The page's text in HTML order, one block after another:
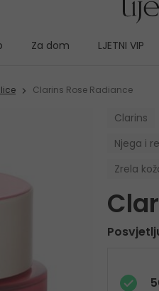
Za dom LJETNI VIP
Clarins Rose Radiance
Clarins
Njega i
Zrela